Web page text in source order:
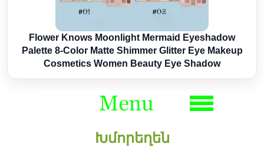
Flower Knows Moonlight Mermaid Eyeshadow
Palette 8-Color Matte Shimmer Glitter Eye Makeup
Cosmetics Women Beauty Eye Shadow
Խմորեղեն